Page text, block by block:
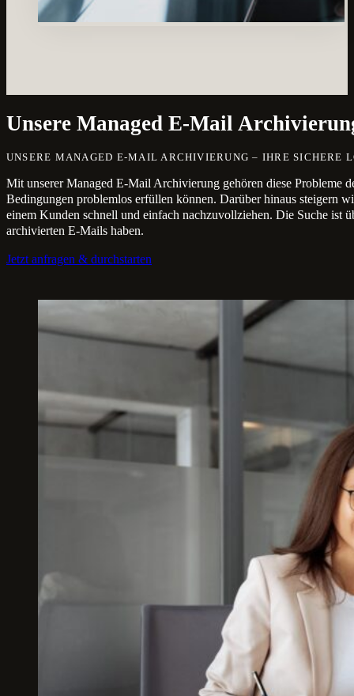
Unsere Managed E-Mail
UNSERE MANAGED E-MAIL ARCHIVIERUNG – IHRE SICHERE
Mit unserer Managed E-Mail Archivierung gehören diese Probleme
Bedingungen problemlos erfüllen können. Darüber hinaus steigern
einem Kunden schnell und einfach nachzuvollziehen. Die Suche ist
archivierten E-Mails haben.
Jetzt anfragen & durchstarten